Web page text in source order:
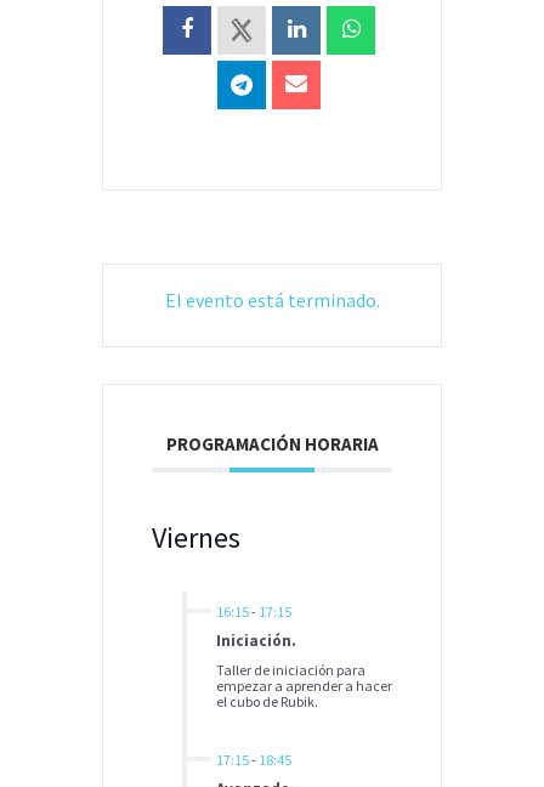
El evento está terminado.
PROGRAMACIÓN HORARIA
Viernes
16:15- 17:15
Iniciación.
Taller de iniciación para
empezar a aprender a hacer
el cubo de Rubik.
17:15- 18:45